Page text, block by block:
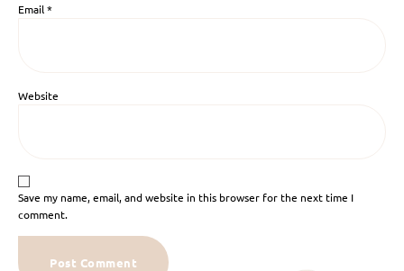
Email*
Website
Save my name, email, and website in this browser for the next time I
comment.